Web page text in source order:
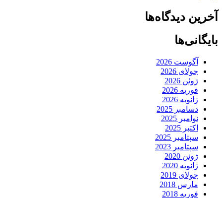
آخرین دیدگاه‌ها
بایگانی‌ها
آگوست 2026
جولای 2026
ژوئن 2026
فوریه 2026
ژانویه 2026
دسامبر 2025
نوامبر 2025
اکتبر 2025
سپتامبر 2025
سپتامبر 2023
ژوئن 2020
ژانویه 2020
جولای 2019
مارس 2018
فوریه 2018